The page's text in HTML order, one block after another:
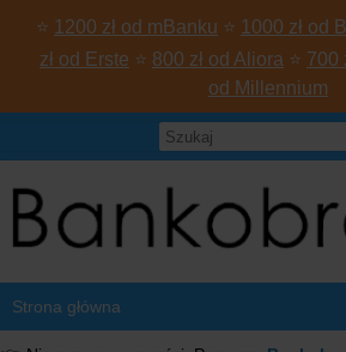
⭐ 1200 zł od mBanku ⭐ 1000 zł od
zł od Erste ⭐ 800 zł od Aliora ⭐ 700
od Millennium